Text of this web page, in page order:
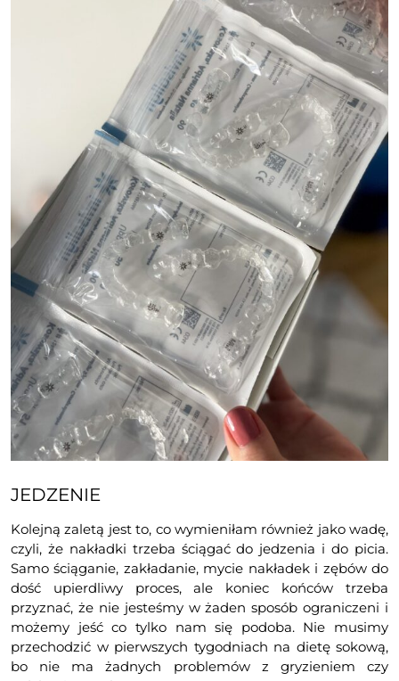
JEDZENIE
Kolejną zaletą jest to, co wymieniłam również jako wadę,
czyli, że nakładki trzeba ściągać do jedzenia i do picia.
Samo ściąganie, zakładanie, mycie nakładek i zębów do
dość upierdliwy proces, ale koniec końców trzeba
przyznać, że nie jesteśmy w żaden sposób ograniczeni i
możemy jeść co tylko nam się podoba. Nie musimy
przechodzić w pierwszych tygodniach na dietę sokową,
bo nie ma żadnych problemów z gryzieniem czy